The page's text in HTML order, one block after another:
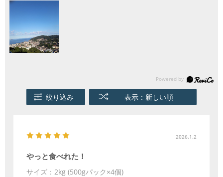
絞り込み 表示：新しい順
2026.1.2
やっと食べれた！
サイズ：2kg (500gパック×4個)